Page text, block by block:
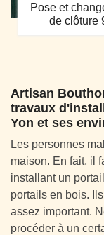
Pose et
de clôture
Artisan
travaux
Yon et ses
Les personnes
maison. En fait, il
installant un
portails en bois.
assez important.
procéder à un